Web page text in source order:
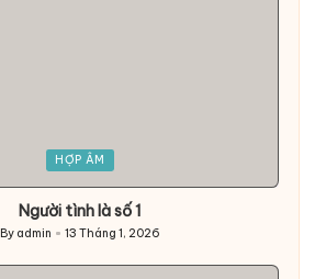
HỢP ÂM
Người tình là số 1
Posted
By admin 13 Tháng 1, 2026